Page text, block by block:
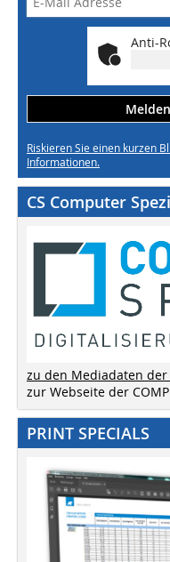
Anti-
Riskieren Sie einen kurzen
Informationen.
CS Computer
zu den Mediadaten der
zur Webseite der
PRINT SPECIALS